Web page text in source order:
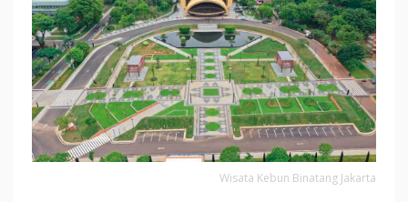
Wisata Kebun Binatang Jakarta